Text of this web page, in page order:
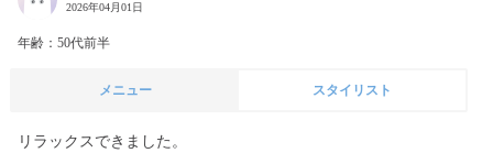
2026年04月01日
年齢：50代前半
メニュー スタイリスト
リラックスできました。